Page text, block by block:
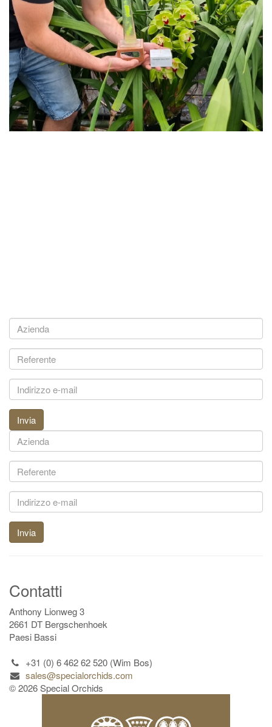
Invia
Invia
Contatti
Anthony Lionweg 3
2661 DT Bergschenhoek
Paesi Bassi
+31 (0) 6 462 62 520 (Wim Bos)
sales@specialorchids.com
© 2026 Special Orchids